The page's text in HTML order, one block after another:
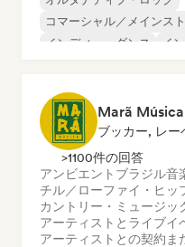
コマーシャル／メインス
インディー・ダンス
イ
Marã Música
ブッカー, レー
>1100件の回答
アンビエント ブラジル音
チル／ローファイ・ヒッ
カントリー・ミュージッ
アーティストとライブイ
アーティストとの契約ま